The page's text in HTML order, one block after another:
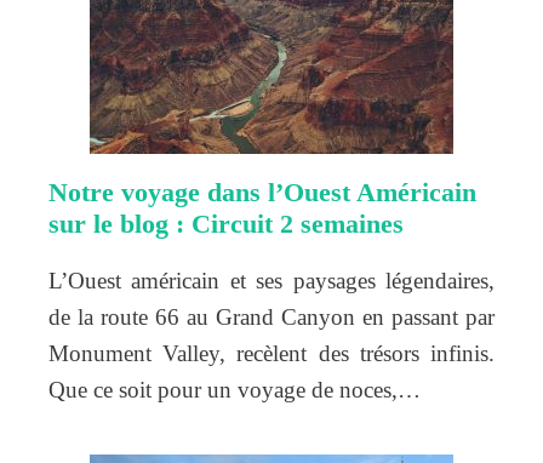
Notre voyage dans l’Ouest Américain
sur le blog : Circuit 2 semaines
L’Ouest américain et ses paysages légendaires,
de la route 66 au Grand Canyon en passant par
Monument Valley, recèlent des trésors infinis.
Que ce soit pour un voyage de noces,…